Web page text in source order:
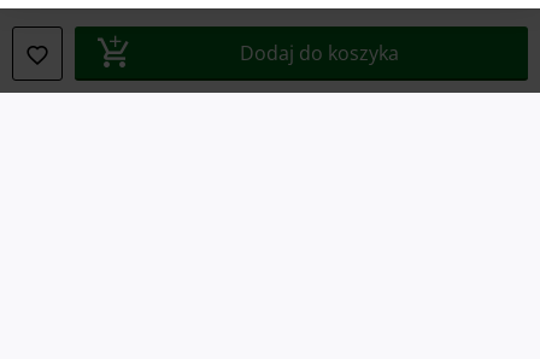
Dodaj do koszyka
Informacje dotyczące dostępności
Ustawienia Plików Cookie